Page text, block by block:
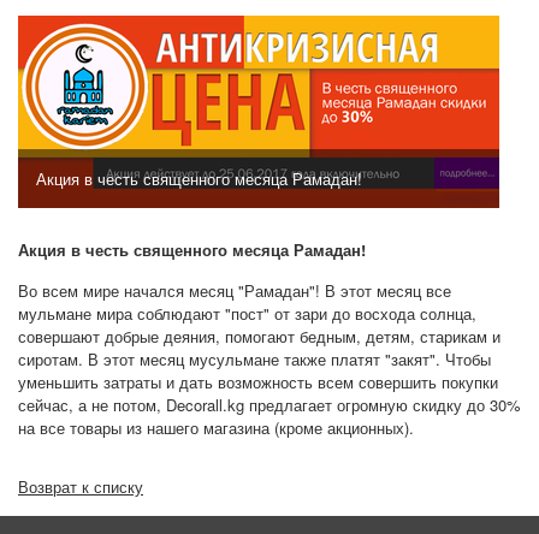
Акция в честь священного месяца Рамадан!
Акция в честь священного месяца Рамадан!
Во всем мире начался месяц "Рамадан"! В этот месяц все
мульмане мира соблюдают "пост" от зари до восхода солнца,
совершают добрые деяния, помогают бедным, детям, старикам и
сиротам. В этот месяц мусульмане также платят "закят". Чтобы
уменьшить затраты и дать возможность всем совершить покупки
сейчас, а не потом, Decorall.kg предлагает огромную скидку до 30%
на все товары из нашего магазина (кроме акционных).
Возврат к списку